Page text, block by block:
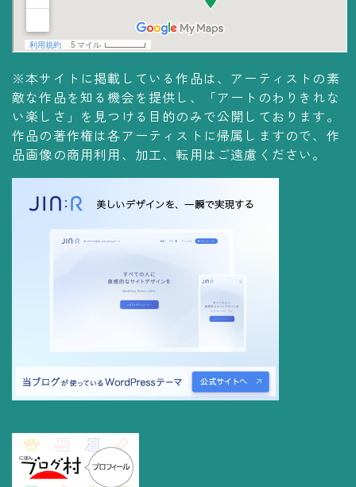
データ・メディア
買う
体験記
アイテム・サービス
コレクションの仕方
Yoshiteru Collection
飾る
飾り方
※本サイトに掲載している作品は、アーティストの素
敵な作品を知る機会を提供し、「アートのわりきれな
い楽しさ」を見つける目的のみで公開しております。
作品の著作権は各アーティストに帰属しますので、作
品画像の商用利用、加工、転用はご遠慮ください。